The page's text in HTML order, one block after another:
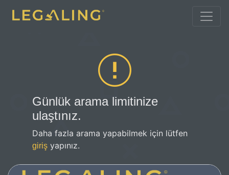
Günlük arama limitinize
ulaştınız.
Daha fazla arama yapabilmek için lütfen
giriş yapınız.